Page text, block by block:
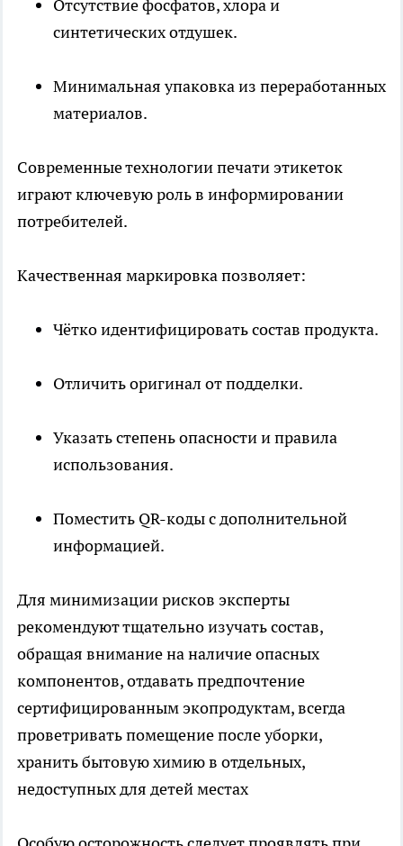
Отсутствие фосфатов, хлора и
синтетических отдушек.
Минимальная упаковка из переработанных
материалов.
Современные технологии печати этикеток
играют ключевую роль в информировании
потребителей.
Качественная маркировка позволяет:
Чётко идентифицировать состав продукта.
Отличить оригинал от подделки.
Указать степень опасности и правила
использования.
Поместить QR-коды с дополнительной
информацией.
Для минимизации рисков эксперты
рекомендуют тщательно изучать состав,
обращая внимание на наличие опасных
компонентов, отдавать предпочтение
сертифицированным экопродуктам, всегда
проветривать помещение после уборки,
хранить бытовую химию в отдельных,
недоступных для детей местах